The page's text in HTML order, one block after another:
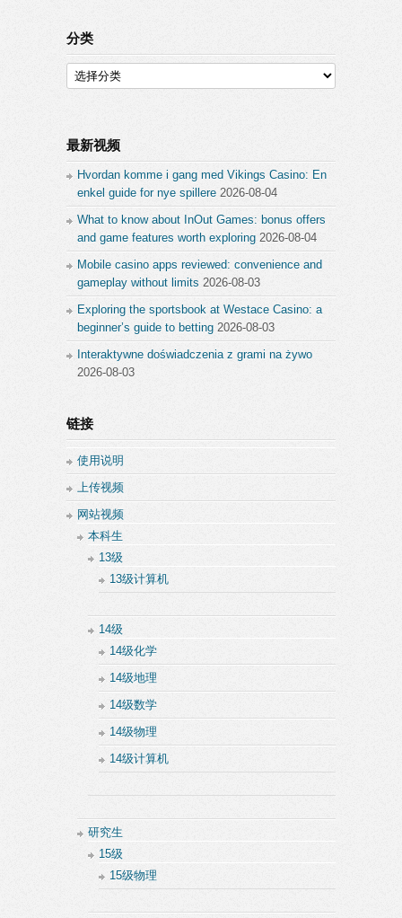
分类
分
类
最新视频
Hvordan komme i gang med Vikings Casino: En
enkel guide for nye spillere 2026-08-04
What to know about InOut Games: bonus offers
and game features worth exploring 2026-08-04
Mobile casino apps reviewed: convenience and
gameplay without limits 2026-08-03
Exploring the sportsbook at Westace Casino: a
beginner’s guide to betting 2026-08-03
Interaktywne doświadczenia z grami na żywo
2026-08-03
链接
使用说明
上传视频
网站视频
本科生
13级
13级计算机
14级
14级化学
14级地理
14级数学
14级物理
14级计算机
研究生
15级
15级物理